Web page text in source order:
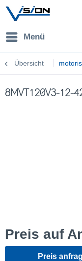
Menü
Übersicht
8MVT120V3-12-
Preis auf
Preis